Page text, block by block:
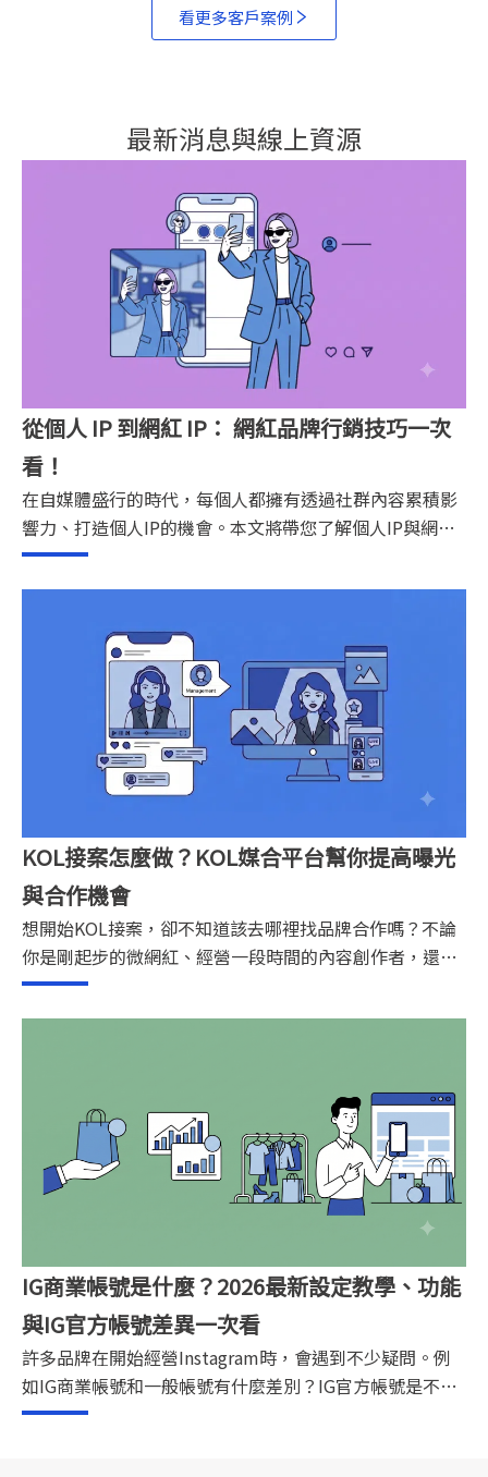
看更多客戶案例
最新消息與線上資源​
從個人 IP 到網紅 IP： 網紅品牌行銷技巧一次
看！
在自媒體盛行的時代，每個人都擁有透過社群內容累積影
響力、打造個人IP的機會。本文將帶您了解個人IP與網紅
IP的差異、如何經營個人IP、網紅品牌轉型策略，以及如
何透過數據分析與行銷工具，提升網紅品牌影響力與變現
KOL接案怎麼做？KOL媒合平台幫你提高曝光
與合作機會
想開始KOL接案，卻不知道該去哪裡找品牌合作嗎？不論
你是剛起步的微網紅、經營一段時間的內容創作者，還是
已經有穩定粉絲的KOL，接案方式大致可分為主動開發與
被動邀約兩種。若想提高合作機會，除了經營好社群內
IG商業帳號是什麼？2026最新設定教學、功能
與IG官方帳號差異一次看
許多品牌在開始經營Instagram時，會遇到不少疑問。例
如IG商業帳號和一般帳號有什麼差別？IG官方帳號是不是
另一種帳號類型？商業帳號需要付費嗎？設定完成後，又